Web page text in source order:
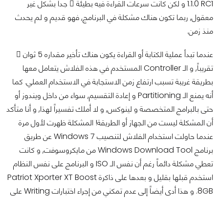
1.1.0 RC1 و لكن كانت سرعات القراءة فيه بطيئة ً جداً بشكل غير
معقول, ربما تكون هناك مشكلة في البرنامج, فهو قديم و لم يحدث
منذ زمن.
عندما تبدأ عملية الكتابة أو القراءة يكون هناك تأخير مقداره 5 ثوان ٍ
تقريباً, و الـ Controller المستخدم في هذه الفلاش يتعامل معها
بطريقة غريبة تسبب ارتفاع زمن الاستجابة في الاستخدام العملي. كما
أنه يمنع الـ Partitioning و إعادة التقسيم, سواء من داخل ويندوز أو
حتى بالبرامج المتخصصة و لينوكس, و لا أملك تفسيراً لهذا, و أنا متأكد
أن المشكلة ليست من الجهاز أو الطريقة! المشكلة ظهرت لأول مرة
عندما حاولت استخدام الفلاش لتنصيب Windows 7 عن طريق
برنامج Windows Download Tool من مايكروسوفت, و كانت
تعطي مشكلة دائماً رغم أن نفس الـ ISO و البرنامج على نفس النظام
استخدم قبلها بقليل و بعدها على ذاكرة Patriot Xporter XT Boost
8GB. و هذا أدى أيضاً إلى عدم تمكني من إجراء اختبارات Writing على